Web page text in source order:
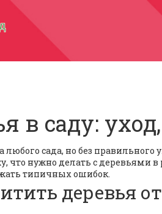
в саду:
любого сада, но без
что нужно делать с деревьями
типичных ошибок.
деревья